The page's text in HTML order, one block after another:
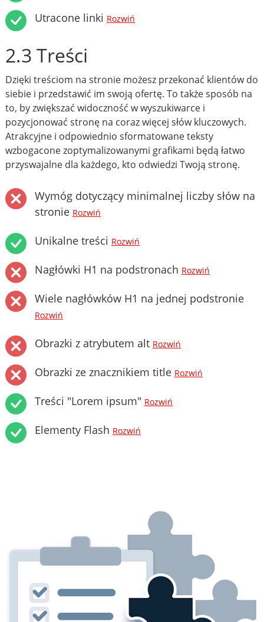
Utracone linki Rozwiń
2.3 Treści
Dzięki treściom na stronie możesz przekonać klientów do
siebie i przedstawić im swoją ofertę. To także sposób na
to, by zwiększać widoczność w wyszukiwarce i
pozycjonować stronę na coraz więcej słów kluczowych.
Atrakcyjne i odpowiednio sformatowane teksty
wzbogacone zoptymalizowanymi grafikami będą łatwo
przyswajalne dla każdego, kto odwiedzi Twoją stronę.
Wymóg dotyczący minimalnej liczby słów na
stronie Rozwiń
Unikalne treści Rozwiń
Nagłówki H1 na podstronach Rozwiń
Wiele nagłówków H1 na jednej podstronie
Rozwiń
Obrazki z atrybutem alt Rozwiń
Obrazki ze znacznikiem title Rozwiń
Treści "Lorem ipsum" Rozwiń
Elementy Flash Rozwiń